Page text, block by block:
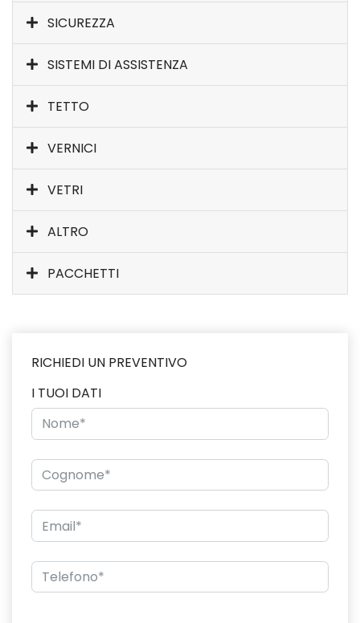
SICUREZZA
SISTEMI DI ASSISTENZA
TETTO
VERNICI
VETRI
ALTRO
PACCHETTI
RICHIEDI UN PREVENTIVO
I TUOI DATI